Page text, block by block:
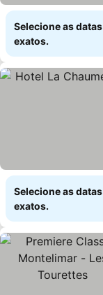
Selecione as
exatos.
Selecione as
exatos.